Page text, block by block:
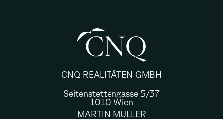
CNQ REALITÄTEN GMBH
Seitenstettengasse 5/37
1010 Wien
MARTIN MÜLLER